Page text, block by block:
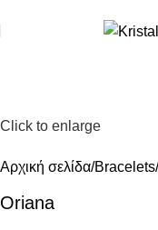
Click to enlarge
Αρχική σελίδα Bracelets
Oriana